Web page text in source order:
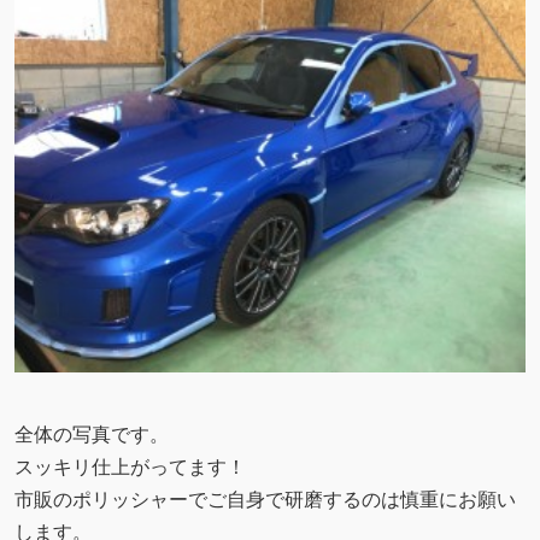
全体の写真です。
スッキリ仕上がってます！
市販のポリッシャーでご自身で研磨するのは慎重にお願い
します。